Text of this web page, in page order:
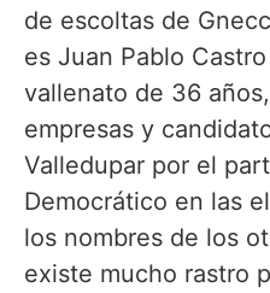
de escoltas de
es Juan Pablo
vallenato de 36
empresas y
Valledupar por el
Democrático en las
los nombres de los
existe mucho rastro